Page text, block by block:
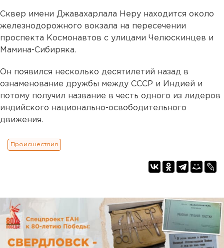
Сквер имени Джавахарлала Неру находится около
железнодорожного вокзала на пересечении
проспекта Космонавтов с улицами Челюскинцев и
Мамина-Сибиряка.
Он появился несколько десятилетий назад в
ознаменование дружбы между СССР и Индией и
потому получил название в честь одного из лидеров
индийского национально-освободительного
движения.
Происшествия